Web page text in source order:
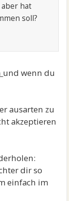
hat
soll?
und wenn du
ausarten zu
akzeptieren
dir so
einfach im